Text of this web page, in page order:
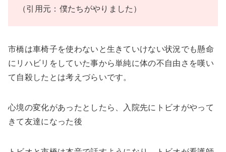
（引用元：僕たちがやりました）
市橋は車椅子を使わないと生きていけない状況でも懸命
にリハビリをしていた事から単純に体の不自由さを嘆い
て自殺したとは考えづらいです。
心境の変化があったとしたら、入院先にトビオがやって
きて友達になった後